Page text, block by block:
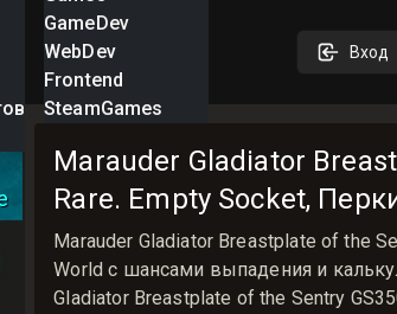
GameDev
WebDev
Frontend
SteamGames
Вход
Marauder Gladiator
Rare. Empty Socket,
Marauder Gladiator Breastplate of the
World с шансами выпадения и
Gladiator Breastplate of the Sentry